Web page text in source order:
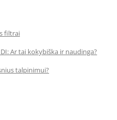
filtrai
Ar tai kokybiška ir naudinga?
talpinimui?